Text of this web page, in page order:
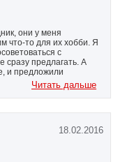
они у меня
что-то для их хобби. Я
с
сразу предлагать. А
и предложили
чуть подороже
защиту, доставили все
качества. Показала
и что мои хотели
Спасибо большое
Читать дальше
18.02.2016